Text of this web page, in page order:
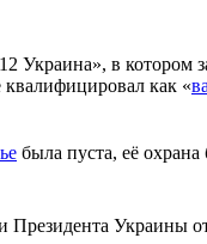
Украина», в котором
как «
была пуста, её
Президента